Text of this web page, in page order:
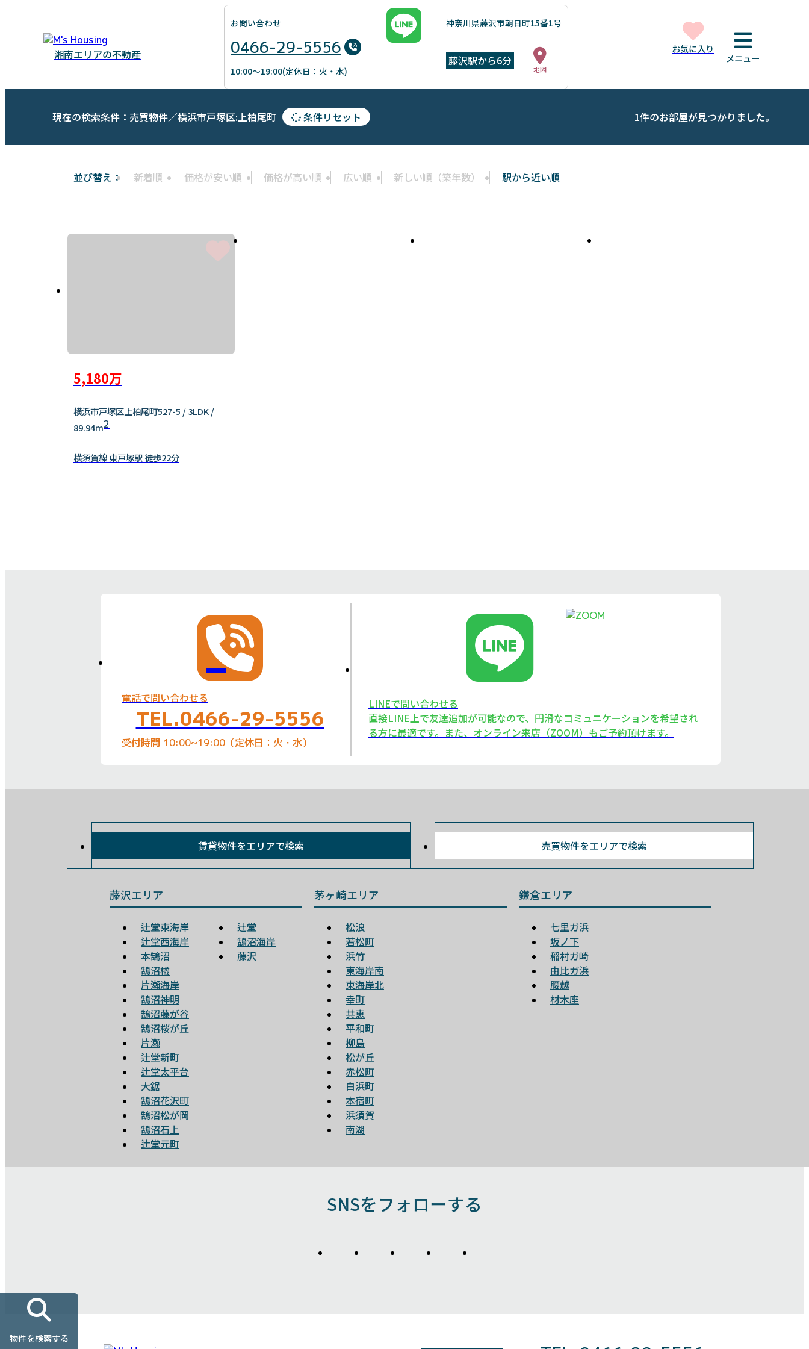
湘南エリアの不動産
お問い合わせ
0466-29-5556
10:00～19:00(定休日：火・水)
神奈川県藤沢市朝日町15番1号
藤沢駅から6分
地図
お気に入り
メニュー
現在の検索条件：売買物件／横浜市戸塚区:上柏尾町 条件リセット 1件のお部屋が見つかりました。
並び替え： 新着順 価格が安い順 価格が高い順 広い順 新しい順（築年数） 駅から近い順
5,180万
横浜市戸塚区上柏尾町527-5 / 3LDK /
89.94m2
横須賀線 東戸塚駅 徒歩22分
電話で問い合わせる
TEL.0466-29-5556
受付時間 10:00~19:00（定休日：火・水）
LINEで問い合わせる
直接LINE上で友達追加が可能なので、円滑なコミュニケーションを希望され
る方に最適です。また、オンライン来店（ZOOM）もご予約頂けます。
賃貸物件をエリアで検索 売買物件をエリアで検索
藤沢エリア
辻堂東海岸
辻堂西海岸
本鵠沼
鵠沼橘
片瀬海岸
鵠沼神明
鵠沼藤が谷
鵠沼桜が丘
片瀬
辻堂新町
辻堂太平台
大鋸
鵠沼花沢町
鵠沼松が岡
鵠沼石上
辻堂元町
辻堂
鵠沼海岸
藤沢
茅ヶ崎エリア
松浪
若松町
浜竹
東海岸南
東海岸北
幸町
共恵
平和町
柳島
松が丘
赤松町
白浜町
本宿町
浜須賀
南湖
鎌倉エリア
七里ガ浜
坂ノ下
稲村ガ崎
由比ガ浜
腰越
材木座
SNSをフォローする
物件を検索する